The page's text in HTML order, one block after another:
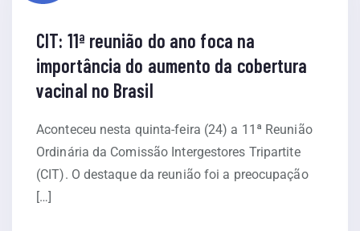
CIT: 11ª reunião do ano foca na
importância do aumento da cobertura
vacinal no Brasil
Aconteceu nesta quinta-feira (24) a 11ª Reunião
Ordinária da Comissão Intergestores Tripartite
(CIT). O destaque da reunião foi a preocupação
[…]